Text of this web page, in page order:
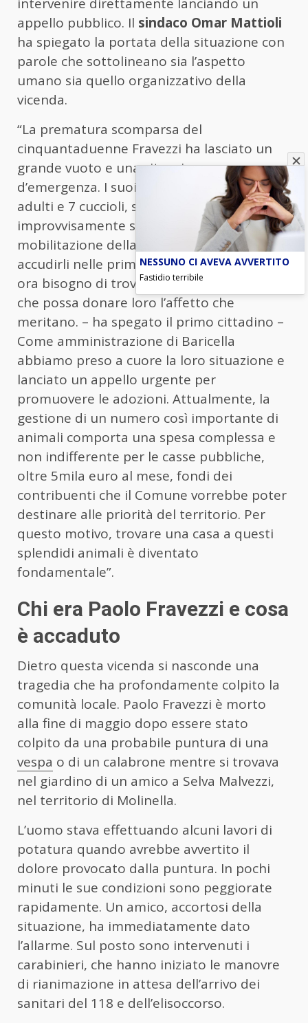
intervenire direttamente lanciando un
appello pubblico. Il sindaco Omar Mattioli
ha spiegato la portata della situazione con
parole che sottolineano sia l’aspetto
umano sia quello organizzativo della
vicenda.
“La prematura scomparsa del
cinquantaduenne Fravezzi ha lasciato un
grande vuoto e una situazione
d’emergenza. I suoi 16 amatissimi cani, 9
adulti e 7 cuccioli, sono rimasti
improvvisamente soli. Dopo la
mobilitazione della Polizia Locale per
accudirli nelle prime fasi, gli animali hanno
ora bisogno di trovare una famiglia stabile
che possa donare loro l’affetto che
meritano. – ha spegato il primo cittadino –
Come amministrazione di Baricella
abbiamo preso a cuore la loro situazione e
lanciato un appello urgente per
promuovere le adozioni. Attualmente, la
gestione di un numero così importante di
animali comporta una spesa complessa e
non indifferente per le casse pubbliche,
oltre 5mila euro al mese, fondi dei
contribuenti che il Comune vorrebbe poter
destinare alle priorità del territorio. Per
questo motivo, trovare una casa a questi
splendidi animali è diventato
fondamentale”.
Chi era Paolo Fravezzi e cosa
è accaduto
Dietro questa vicenda si nasconde una
tragedia che ha profondamente colpito la
comunità locale. Paolo Fravezzi è morto
alla fine di maggio dopo essere stato
colpito da una probabile puntura di una
vespa o di un calabrone mentre si trovava
nel giardino di un amico a Selva Malvezzi,
nel territorio di Molinella.
L’uomo stava effettuando alcuni lavori di
potatura quando avrebbe avvertito il
dolore provocato dalla puntura. In pochi
minuti le sue condizioni sono peggiorate
rapidamente. Un amico, accortosi della
situazione, ha immediatamente dato
l’allarme. Sul posto sono intervenuti i
carabinieri, che hanno iniziato le manovre
di rianimazione in attesa dell’arrivo dei
sanitari del 118 e dell’elisoccorso.
NESSUNO CI AVEVA AVVERTITO
Fastidio terribile